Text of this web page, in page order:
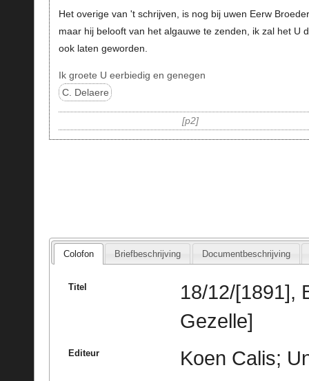
Het overige van 't schrijven, is nog bij uwen Eerw
maar hij belooft van het algauwe te zenden, ik zal het U
ook laten geworden.
Ik groete U eerbiedig en genegen
C. Delaere
p2
Colofon Briefbeschrijving Documentbeschrijving
Titel
18/12/[1891],
Gezelle]
Editeur Koen Calis;